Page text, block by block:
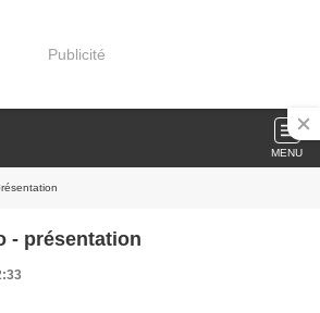
Publicité
MENU
- présentation